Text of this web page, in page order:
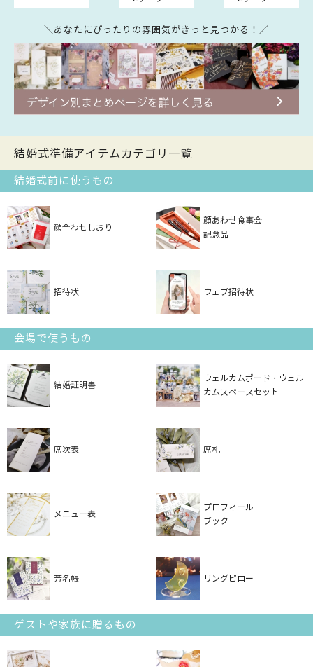
＼あなたにぴったりの雰囲気がきっと見つかる！／
結婚式準備アイテムカテゴリ一覧
結婚式前に使うもの
顔合わせしおり
顔あわせ食事会
記念品
招待状 ウェブ招待状
会場で使うもの
結婚証明書
ウェルカムボード・ウェル
カムスペースセット
席次表 席札
メニュー表
プロフィール
ブック
芳名帳 リングピロー
ゲストや家族に贈るもの